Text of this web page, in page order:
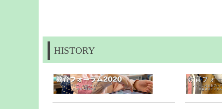
HISTORY